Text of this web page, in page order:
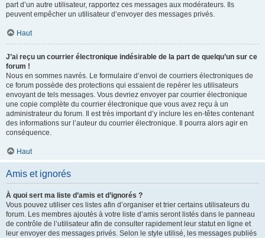
part d’un autre utilisateur, rapportez ces messages aux modérateurs. Ils
peuvent empêcher un utilisateur d’envoyer des messages privés.
Haut
J’ai reçu un courrier électronique indésirable de la part de quelqu’un sur ce
forum !
Nous en sommes navrés. Le formulaire d’envoi de courriers électroniques de
ce forum possède des protections qui essaient de repérer les utilisateurs
envoyant de tels messages. Vous devriez envoyer par courrier électronique
une copie complète du courrier électronique que vous avez reçu à un
administrateur du forum. Il est très important d’y inclure les en-têtes contenant
des informations sur l’auteur du courrier électronique. Il pourra alors agir en
conséquence.
Haut
Amis et ignorés
À quoi sert ma liste d’amis et d’ignorés ?
Vous pouvez utiliser ces listes afin d’organiser et trier certains utilisateurs du
forum. Les membres ajoutés à votre liste d’amis seront listés dans le panneau
de contrôle de l’utilisateur afin de consulter rapidement leur statut en ligne et
leur envoyer des messages privés. Selon le style utilisé, les messages publiés